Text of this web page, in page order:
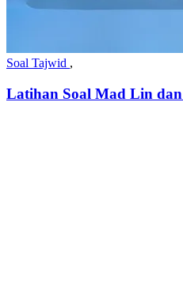
Soal Tajwid ,
Latihan Soal Mad Lin